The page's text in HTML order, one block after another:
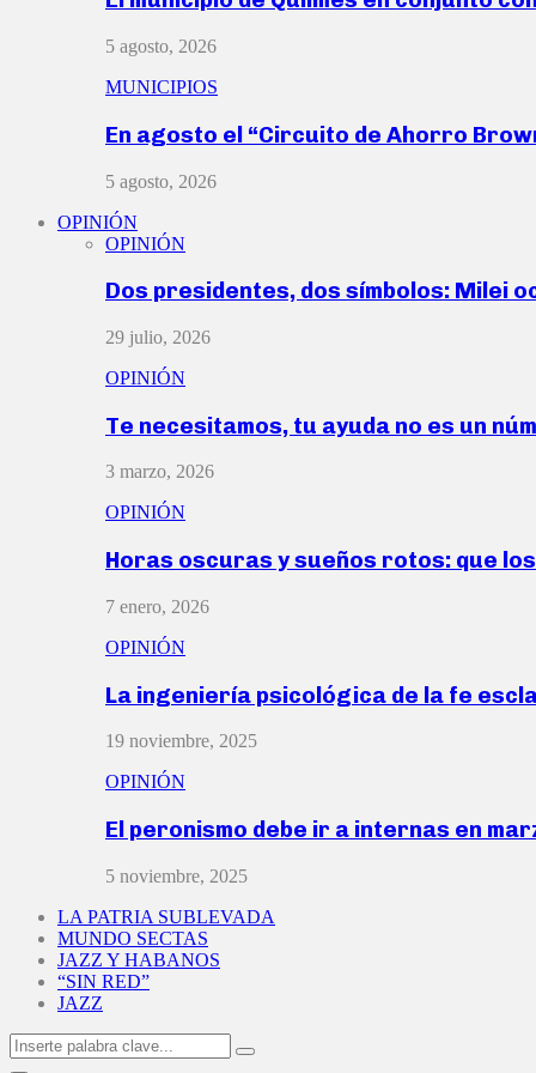
5 agosto, 2026
MUNICIPIOS
En agosto el “Circuito de Ahorro
5 agosto, 2026
OPINIÓN
OPINIÓN
Dos presidentes, dos símbolos: Milei
29 julio, 2026
OPINIÓN
Te necesitamos, tu ayuda no es un
3 marzo, 2026
OPINIÓN
Horas oscuras y sueños rotos: que
7 enero, 2026
OPINIÓN
La ingeniería psicológica de la fe
19 noviembre, 2025
OPINIÓN
El peronismo debe ir a internas en
5 noviembre, 2025
LA PATRIA SUBLEVADA
MUNDO SECTAS
JAZZ Y HABANOS
“SIN RED”
JAZZ
Search
for:
Search